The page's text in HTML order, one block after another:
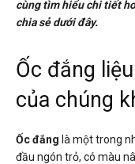
cùng tìm hiểu chi tiết
chia sẻ dưới đây.
Ốc đắng
của chúng
Ốc đắng là một trong
đầu ngón trỏ, có màu